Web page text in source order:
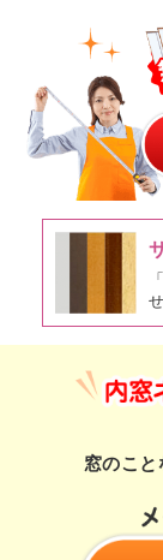
せ
窓のこ